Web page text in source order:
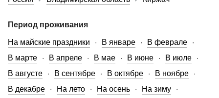
Период проживания
На майские праздники
В январе
В феврале
В марте
В апреле В мае В июне
В июле
В августе
В сентябре В октябре
В ноябре
В декабре
На лето На осень
На зиму